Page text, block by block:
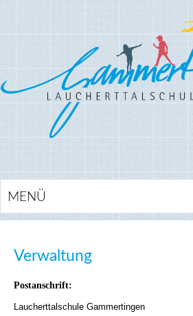
MENÜ
Verwaltung
Postanschrift:
Laucherttalschule Gammertingen